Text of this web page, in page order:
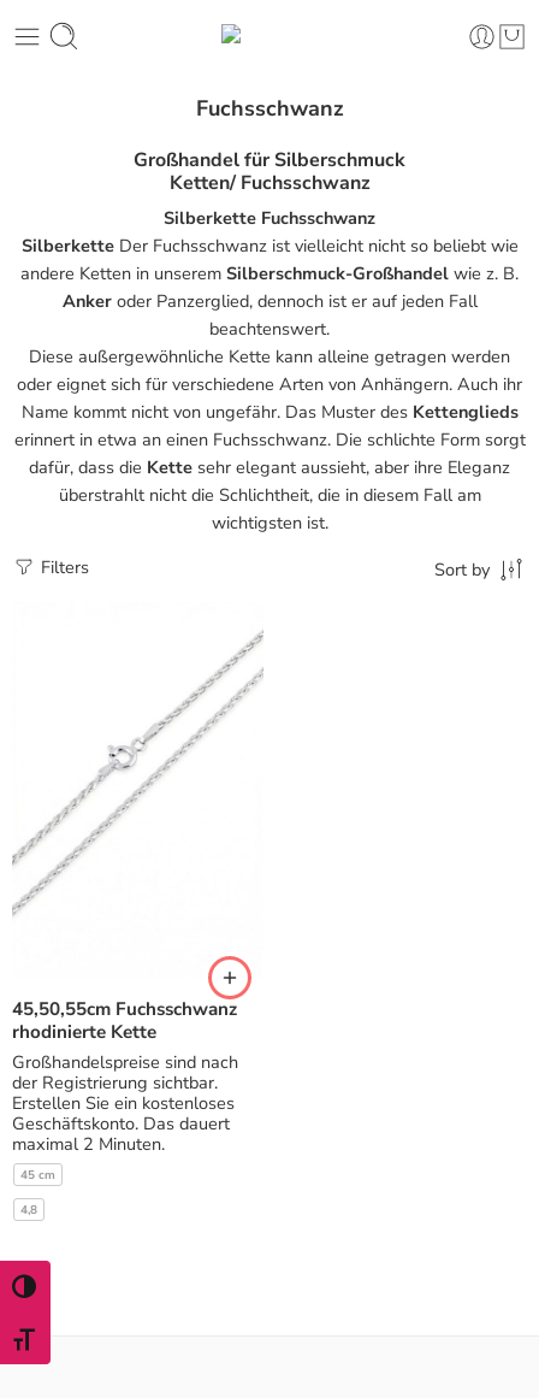
TOGGLE HIGH CONTRAST
TOGGLE FONT SIZE
Fuchsschwanz
Großhandel für Silberschmuck
Ketten/ Fuchsschwanz
Silberkette Fuchsschwanz
SilberketteDer Fuchsschwanz ist vielleicht nicht so beliebt wie
andere Ketten in unserem Silberschmuck-Großhandel wie z. B.
Ankeroder Panzerglied, dennoch ist er auf jeden Fall
beachtenswert.
Diese außergewöhnliche Kette kann alleine getragen werden
oder eignet sich für verschiedene Arten von Anhängern. Auch ihr
Name kommt nicht von ungefähr. Das Muster des Kettenglieds
erinnert in etwa an einen Fuchsschwanz. Die schlichte Form sorgt
dafür, dass die Kette sehr elegant aussieht, aber ihre Eleganz
überstrahlt nicht die Schlichtheit, die in diesem Fall am
wichtigsten ist.
Filters
Sort by
45,50,55cm Fuchsschwanz
rhodinierte Kette
Großhandelspreise sind nach
der Registrierung sichtbar.
Erstellen Sie ein kostenloses
Geschäftskonto. Das dauert
maximal 2 Minuten.
45 cm
4,8